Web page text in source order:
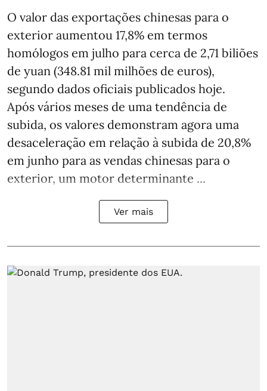
O valor das exportações chinesas para o
exterior aumentou 17,8% em termos
homólogos em julho para cerca de 2,71 biliões
de yuan (348.81 mil milhões de euros),
segundo dados oficiais publicados hoje.
Após vários meses de uma tendência de
subida, os valores demonstram agora uma
desaceleração em relação à subida de 20,8%
em junho para as vendas chinesas para o
exterior, um motor determinante ...
Ver mais